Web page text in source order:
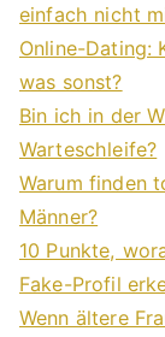
einfach nicht
Online-Dating:
was sonst?
Bin ich in der
Warteschleife?
Warum finden
Männer?
10 Punkte,
Fake-Profil
Wenn ältere